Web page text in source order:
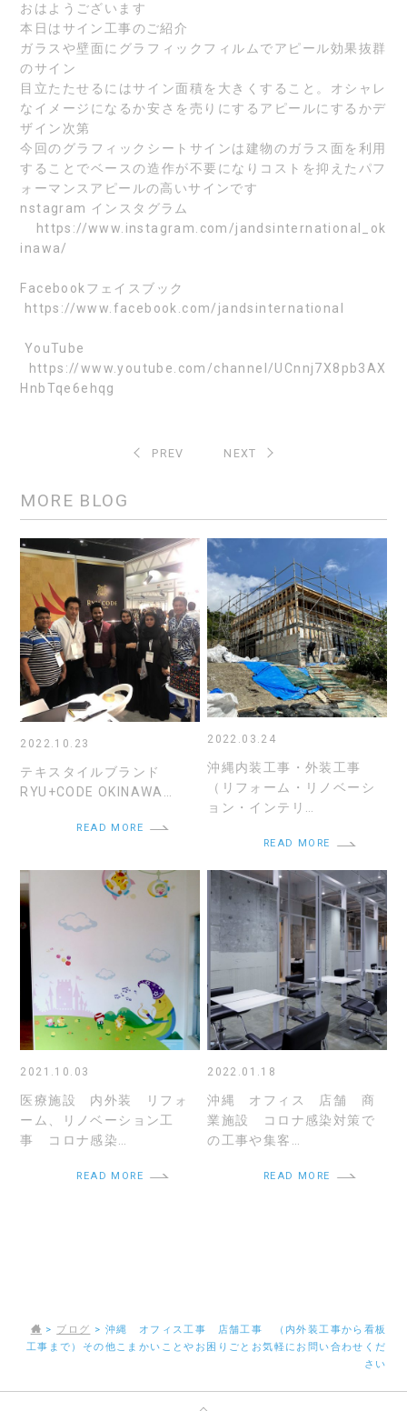
おはようございます
本日はサイン工事のご紹介
ガラスや壁面にグラフィックフィルムでアピール効果抜群
のサイン
目立たたせるにはサイン面積を大きくすること。オシャレ
なイメージになるか安さを売りにするアピールにするかデ
ザイン次第
今回のグラフィックシートサインは建物のガラス面を利用
することでベースの造作が不要になりコストを抑えたパフ
ォーマンスアピールの高いサインです
nstagram インスタグラム
https://www.instagram.com/jandsinternational_ok
inawa/
Facebookフェイスブック
https://www.facebook.com/jandsinternational
YouTube
https://www.youtube.com/channel/UCnnj7X8pb3AX
HnbTqe6ehqg
PREV NEXT
MORE BLOG
2022.10.23
テキスタイルブランド
RYU+CODE OKINAWA…
READ MORE
2022.03.24
沖縄内装工事・外装工事
（リフォーム・リノベーシ
ョン・インテリ…
READ MORE
2021.10.03
医療施設 内外装 リフォ
ーム、リノベーション工
事 コロナ感染…
READ MORE
2022.01.18
沖縄 オフィス 店舗 商
業施設 コロナ感染対策で
の工事や集客…
READ MORE
> ブログ > 沖縄 オフィス工事 店舗工事 （内外装工事から看板
工事まで）その他こまかいことやお困りごとお気軽にお問い合わせくだ
さい